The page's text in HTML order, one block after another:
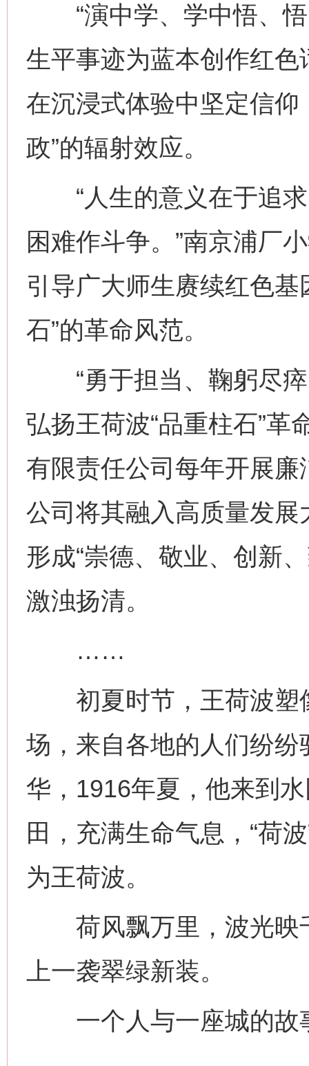
“演中学、学中悟、悟
生平事迹为蓝本创作红
在沉浸式体验中坚定信仰
政”的辐射效应。
“人生的意义在于追求
困难作斗争。”南京浦厂
引导广大师生赓续红色
石”的革命风范。
“勇于担当、鞠躬尽瘁
弘扬王荷波“品重柱石”革
有限责任公司每年开展
公司将其融入高质量发
形成“崇德、敬业、创新
激浊扬清。
……
初夏时节，王荷波塑
场，来自各地的人们纷
华，1916年夏，他来到
田，充满生命气息，“荷
为王荷波。
荷风飘万里，波光映
上一袭翠绿新装。
一个人与一座城的故
这是一记警钟！ 谢
在谋一域中谋全局
今
习近平的博鳌关键词
魏明亮